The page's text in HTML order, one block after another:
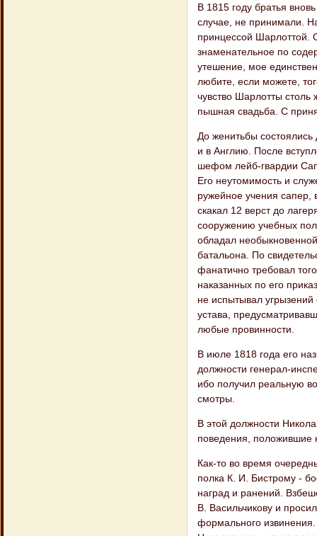
В 1815 году братья
случае, не принимали.
принцессой Шарлоттой.
знаменательное по
утешение, мое
любите, если можете,
чувство Шарлотты
пышная свадьба. С
До женитьбы
и в Англию. После
шефом лейб-гвардии
Его неутомимость и
ружейное учения сапер,
скакал 12 верст до
сооружению учебных
обладал
батальона. По
фанатично требовал
наказанных по его
не испытывал
устава,
любые провинности.
В июле 1818 года его
должности генерал-
ибо получил реальную
смотры.
В этой должности
поведения, положившие
Как-то во время
полка К. И. Бистрому -
наград и ранений.
В. Васильчикову и
формального извинения.